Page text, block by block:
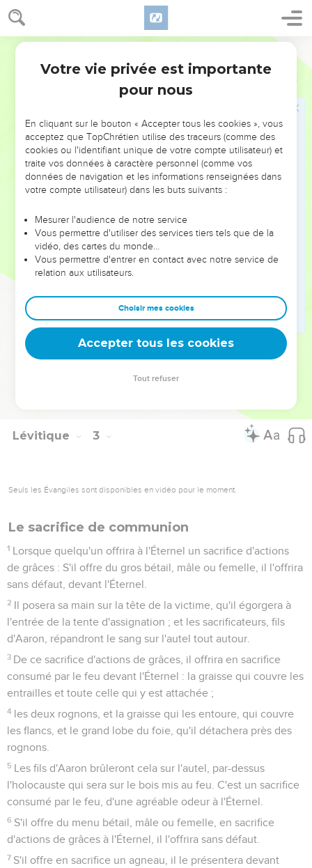
Lévitique 2
souvenir, et le brûlera sur l'autel. C'est une offrande d'une
agréable odeur à l'Éternel.
Ce qui restera de l'offrande sera pour Aaron et pour ses
fils ; c'est une chose très sainte parmi les offrandes
consumées par le feu devant l'Éternel.
Aucune des offrandes que vous présenterez à l'Éternel ne
sera faite avec du levain ; car vous ne brûlerez rien qui
contienne du levain ou du miel parmi les offrandes
consumées par le feu devant l'Éternel.
Vous pourrez en offrir à l'Éternel comme offrande des
prémices ; mais il n'en sera point présenté sur l'autel comme
Tu mettras du sel sur toutes tes offrandes ; tu ne laisseras
point ton offrande manquer de sel, signe de l'alliance de ton
Dieu ; sur toutes tes offrandes tu mettras du sel.
14
présenteras des épis nouveaux, rôtis au feu et broyés,
comme offrande de tes prémices.
Tu verseras de l'huile dessus, et tu y ajouteras de
l'encens ; c'est une offrande.
Le sacrificateur brûlera comme souvenir une portion des
Lévitique 3
Seuls les Évangiles sont disponibles en vidéo pour le moment.
Le sacrifice de communion
1 Lorsque quelqu'un offrira à l'Éternel un sacrifice d'actions
de grâces : S'il offre du gros bétail, mâle ou femelle, il l'offrira
sans défaut, devant l'Éternel.
2 Il posera sa main sur la tête de la victime, qu'il égorgera à
l'entrée de la tente d'assignation ; et les sacrificateurs, fils
d'Aaron, répandront le sang sur l'autel tout autour.
3 De ce sacrifice d'actions de grâces, il offrira en sacrifice
consumé par le feu devant l'Éternel : la graisse qui couvre les
entrailles et toute celle qui y est attachée ;
4 les deux rognons, et la graisse qui les entoure, qui couvre
les flancs, et le grand lobe du foie, qu'il détachera près des
rognons.
5 Les fils d'Aaron brûleront cela sur l'autel, par-dessus
l'holocauste qui sera sur le bois mis au feu. C'est un sacrifice
consumé par le feu, d'une agréable odeur à l'Éternel.
6 S'il offre du menu bétail, mâle ou femelle, en sacrifice
d'actions de grâces à l'Éternel, il l'offrira sans défaut.
7 S'il offre en sacrifice un agneau, il le présentera devant
Votre vie privée est importante
pour nous
En cliquant sur le bouton « Accepter tous les cookies », vous
acceptez que TopChrétien utilise des traceurs (comme des
cookies ou l'identifiant unique de votre compte utilisateur) et
traite vos données à caractère personnel (comme vos
données de navigation et les informations renseignées dans
votre compte utilisateur) dans les buts suivants :
Mesurer l'audience de notre service
Vous permettre d'utiliser des services tiers tels que de la
vidéo, des cartes du monde…
Vous permettre d'entrer en contact avec notre service de
relation aux utilisateurs.
Choisir mes cookies
Accepter tous les cookies
Tout refuser